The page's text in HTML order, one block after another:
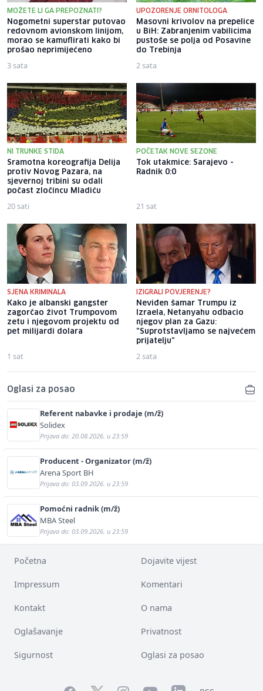
MOŽETE LI GA PREPOZNATI?
Nogometni superstar putovao
redovnom avionskom linijom,
morao se kamuflirati kako bi
prošao neprimijećeno
3 sata
UPOZORENJE ORNITOLOGA
Masovni krivolov na prepelice
u BiH: Zabranjenim vabilicima
pustoše se polja od Posavine
do Trebinja
2 sata
NI TRUNKE STIDA
Sramotna koreografija Delija
protiv Novog Pazara, na
sjevernoj tribini su odali
počast zločincu Mladiću
20 sati
POČETAK NOVE SEZONE
Tok utakmice: Sarajevo -
Radnik 0:0
21 sat
SJENA KRIMINALA
Kako je albanski gangster
zagorčao život Trumpovom
zetu i njegovom projektu od
pet milijardi dolara
1 sat
IZIGRALI POVJERENJE?
Neviđen šamar Trumpu iz
Izraela, Netanyahu odbacio
njegov plan za Gazu:
"Suprotstavljamo se najvećem
prijatelju"
2 sata
Oglasi za posao
Referent nabavke i prodaje (m/ž)
Solidex
Prijava do: 20.08.2026. u 23:59
Producent - Organizator (m/ž)
Arena Sport BH
Prijava do: 03.09.2026. u 23:59
Pomoćni radnik (m/ž)
MBA Steel
Prijava do: 03.09.2026. u 23:59
Početna Dojavite vijest
Impressum Komentari
Kontakt O nama
Oglašavanje Privatnost
Sigurnost Oglasi za posao